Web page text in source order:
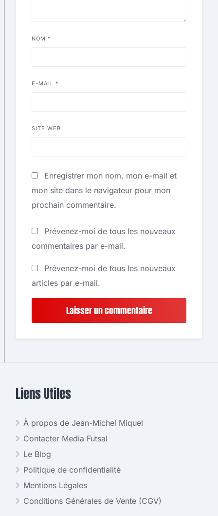
NOM *
E-MAIL *
SITE WEB
Enregistrer mon nom, mon e-mail et
mon site dans le navigateur pour mon
prochain commentaire.
Prévenez-moi de tous les nouveaux
commentaires par e-mail.
Prévenez-moi de tous les nouveaux
articles par e-mail.
Liens Utiles
À propos de Jean-Michel Miquel
Contacter Media Futsal
Le Blog
Politique de confidentialité
Mentions Légales
Conditions Générales de Vente (CGV)